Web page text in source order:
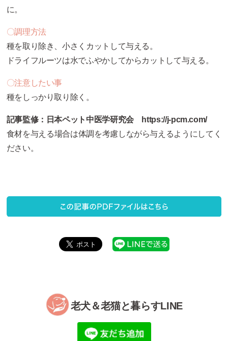
に。
〇調理方法
種を取り除き、小さくカットして与える。
ドライフルーツは水でふやかしてからカットして与える。
〇注意したい事
種をしっかり取り除く。
記事監修： 日本ペット中医学研究会 https://j-pcm.com/
食材を与える場合は体調を考慮しながら与えるようにしてく
ださい。
老犬＆老猫と暮らすLINE